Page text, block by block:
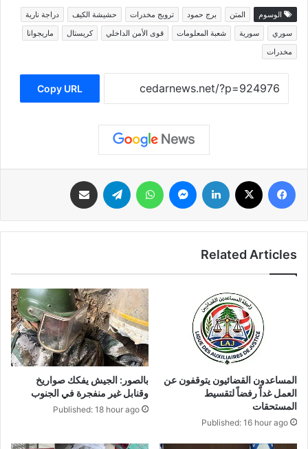
الوسوم المتن برج حمود ترويج مخدرات حشيشة الكيف
دراجة نارية
سوري
سورية شعبة المعلومات قوى الأمن الداخلي كريستال
ماريجوانا
مخدرات
Copy URL
فيسبوك لينكدإن ماسنجر واتساب تيلقرام
Related Articles
المساعدون القضائيون يتوقفون عن
العمل غداً رفضاً لتقسيط
المستحقات
Published: 16 hour ago
بالصور: الجيش يفكك صواريخ
وقنابل غير منفجرة في الجنوب
Published: 18 hour ago